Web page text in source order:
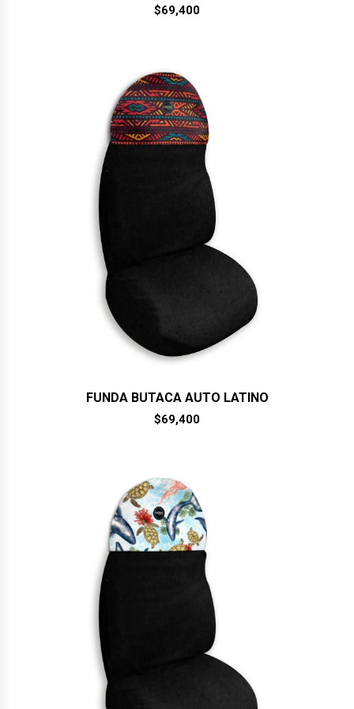
$69,400
FUNDA BUTACA AUTO LATINO
$69,400